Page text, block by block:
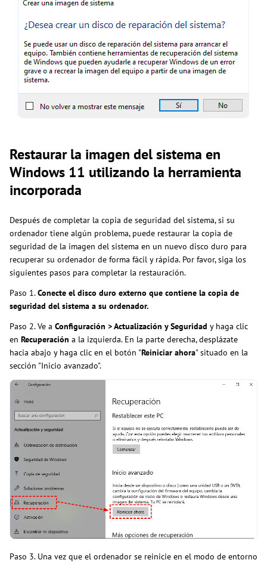
Restaurar la imagen del sistema en
Windows 11 utilizando la herramienta
incorporada
Después de completar la copia de seguridad del sistema, si su
ordenador tiene algún problema, puede restaurar la copia de
seguridad de la imagen del sistema en un nuevo disco duro para
recuperar su ordenador de forma fácil y rápida. Por favor, siga los
siguientes pasos para completar la restauración.
Paso 1.Conecte el disco duro externo que contiene la copia de
seguridad del sistema a su ordenador.
Paso 2. Ve a Configuración > Actualización y Seguridad y haga clic
en Recuperación a la izquierda. En la parte derecha, desplázate
hacia abajo y haga clic en el botón "Reiniciar ahora" situado en la
sección "Inicio avanzado".
Paso 3. Una vez que el ordenador se reinicie en el modo de entorno